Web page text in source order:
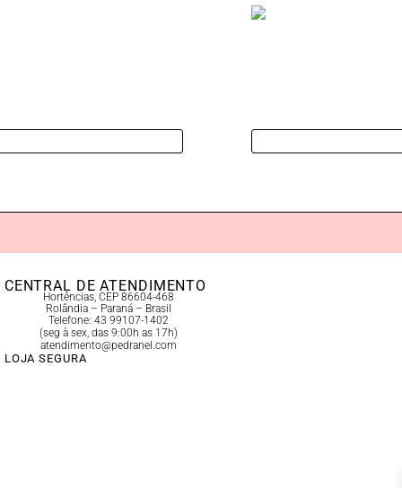
CENTRAL DE ATENDIMENTO
Hortências, CEP 86604-468
Rolândia – Paraná – Brasil
Telefone: 43 99107-1402
(seg à sex, das 9:00h as 17h)
atendimento@pedranel.com
LOJA SEGURA